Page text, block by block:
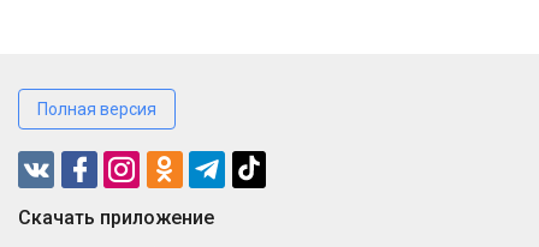
Полная версия
Cкачать приложение